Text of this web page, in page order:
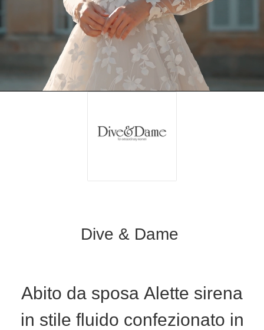
Dive & Dame
Abito da sposa Alette sirena
in stile fluido confezionato in